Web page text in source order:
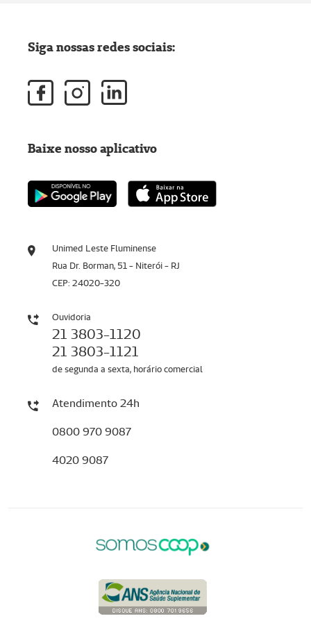
Unimed Leste Fluminense
Rua Dr. Borman, 51 - Niterói - RJ
CEP: 24020-320
Ouvidoria
21 3803-1120
21 3803-1121
de segunda a sexta, horário comercial
Atendimento 24h
0800 970 9087
4020 9087
Siga nossas redes sociais:
Baixe nosso aplicativo